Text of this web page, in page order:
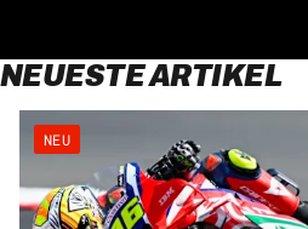
NEUESTE ARTIKEL
NEU